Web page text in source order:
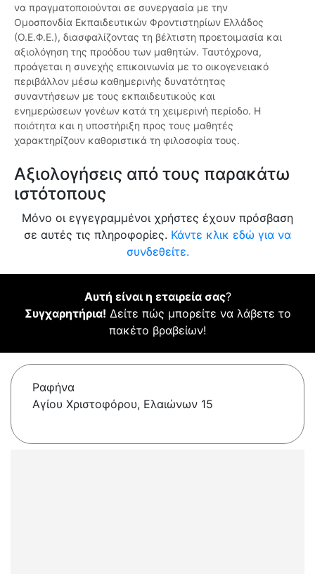
να πραγματοποιούνται σε συνεργασία με την
Ομοσπονδία Εκπαιδευτικών Φροντιστηρίων Ελλάδος
(Ο.Ε.Φ.Ε.), διασφαλίζοντας τη βέλτιστη προετοιμασία και
αξιολόγηση της προόδου των μαθητών. Ταυτόχρονα,
προάγεται η συνεχής επικοινωνία με το οικογενειακό
περιβάλλον μέσω καθημερινής δυνατότητας
συναντήσεων με τους εκπαιδευτικούς και
ενημερώσεων γονέων κατά τη χειμερινή περίοδο. Η
ποιότητα και η υποστήριξη προς τους μαθητές
χαρακτηρίζουν καθοριστικά τη φιλοσοφία τους.
Αξιολογήσεις από τους παρακάτω
ιστότοπους
Μόνο οι εγγεγραμμένοι χρήστες έχουν πρόσβαση
σε αυτές τις πληροφορίες. Κάντε κλικ εδώ για να
συνδεθείτε.
Αυτή είναι η εταιρεία σας?
Συγχαρητήρια! Δείτε πώς μπορείτε να λάβετε το
πακέτο βραβείων!
Ραφήνα
Αγίου Χριστοφόρου, Ελαιώνων 15